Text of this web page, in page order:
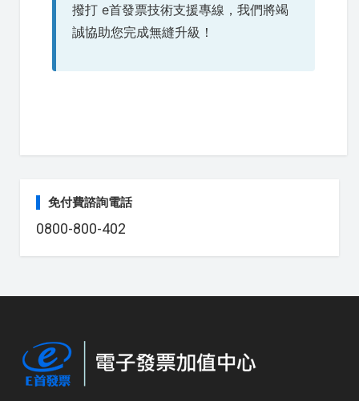
撥打 e首發票技術支援專線，我們將竭
誠協助您完成無縫升級！
免付費諮詢電話
0800-800-402